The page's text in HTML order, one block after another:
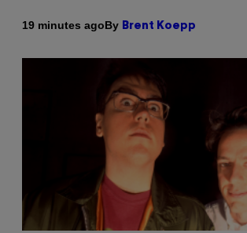
19 minutes agoBy Brent Koepp